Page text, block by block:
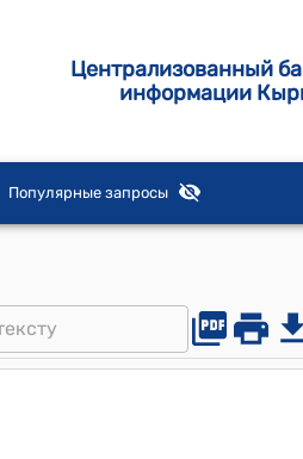
Централизованный
информации
Популярные запросы